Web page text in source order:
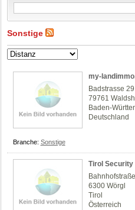
Sonstige
my-
Badstrasse 29
79761
Baden-
Deutschland
Branche: Sonstige
Tirol Security
6300 Wörgl
Tirol
Österreich